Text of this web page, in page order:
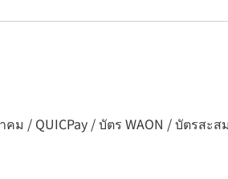
คม / QUICPay / บัตร WAON / บัตรสะ